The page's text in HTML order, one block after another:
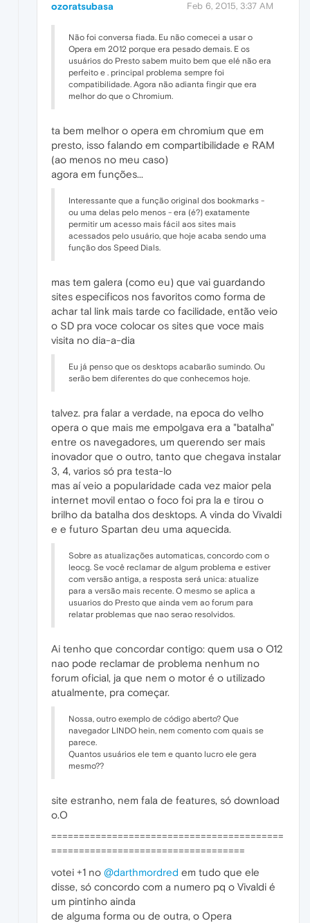
ozoratsubasa Feb 6, 2015, 3:37 AM
Não foi conversa fiada. Eu não comecei a usar o
Opera em 2012 porque era pesado demais. E os
usuários do Presto sabem muito bem que elé não era
perfeito e . principal problema sempre foi
compatibilidade. Agora não adianta fingir que era
melhor do que o Chromium.
ta bem melhor o opera em chromium que em
presto, isso falando em compartibilidade e RAM
(ao menos no meu caso)
agora em funções...
Interessante que a função original dos bookmarks -
ou uma delas pelo menos - era (é?) exatamente
permitir um acesso mais fácil aos sites mais
acessados pelo usuário, que hoje acaba sendo uma
função dos Speed Dials.
mas tem galera (como eu) que vai guardando
sites especificos nos favoritos como forma de
achar tal link mais tarde co facilidade, então veio
o SD pra voce colocar os sites que voce mais
visita no dia-a-dia
Eu já penso que os desktops acabarão sumindo. Ou
serão bem diferentes do que conhecemos hoje.
talvez. pra falar a verdade, na epoca do velho
opera o que mais me empolgava era a "batalha"
entre os navegadores, um querendo ser mais
inovador que o outro, tanto que chegava instalar
3, 4, varios só pra testa-lo
mas aí veio a popularidade cada vez maior pela
internet movil entao o foco foi pra la e tirou o
brilho da batalha dos desktops. A vinda do Vivaldi
e e futuro Spartan deu uma aquecida.
Sobre as atualizações automaticas, concordo com o
leocg. Se você reclamar de algum problema e estiver
com versão antiga, a resposta será unica: atualize
para a versão mais recente. O mesmo se aplica a
usuarios do Presto que ainda vem ao forum para
relatar problemas que nao serao resolvidos.
Ai tenho que concordar contigo: quem usa o O12
nao pode reclamar de problema nenhum no
forum oficial, ja que nem o motor é o utilizado
atualmente, pra começar.
Nossa, outro exemplo de código aberto? Que
navegador LINDO hein, nem comento com quais se
parece.
Quantos usuários ele tem e quanto lucro ele gera
mesmo??
site estranho, nem fala de features, só download
o.O
==========================================
===================================
votei +1 no @darthmordred em tudo que ele
disse, só concordo com a numero pq o Vivaldi é
um pintinho ainda
de alguma forma ou de outra, o Opera